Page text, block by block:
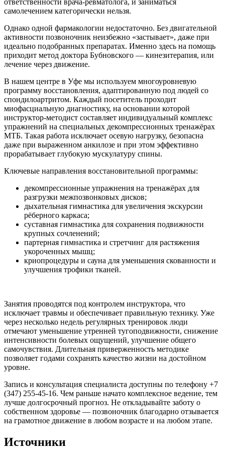
ответственности врача-ревматолога, и заниматься
самолечением категорически нельзя.
Однако одной фармакологии недостаточно. Без двигательной
активности позвоночник неизбежно «застывает», даже при
идеально подобранных препаратах. Именно здесь на помощь
приходит метод доктора Бубновского — кинезитерапия, или
лечение через движение.
В нашем центре в Уфе мы используем многоуровневую
программу восстановления, адаптированную под людей со
спондилоартритом. Каждый посетитель проходит
миофасциальную диагностику, на основании которой
инструктор-методист составляет индивидуальный комплекс
упражнений на специальных декомпрессионных тренажёрах
МТБ. Такая работа исключает осевую нагрузку, безопасна
даже при выраженном анкилозе и при этом эффективно
прорабатывает глубокую мускулатуру спины.
Ключевые направления восстановительной программы:
декомпрессионные упражнения на тренажёрах для
разгрузки межпозвонковых дисков;
дыхательная гимнастика для увеличения экскурсии
рёберного каркаса;
суставная гимнастика для сохранения подвижности
крупных сочленений;
партерная гимнастика и стретчинг для растяжения
укороченных мышц;
криопроцедуры и сауна для уменьшения скованности и
улучшения трофики тканей.
Занятия проводятся под контролем инструктора, что
исключает травмы и обеспечивает правильную технику. Уже
через несколько недель регулярных тренировок люди
отмечают уменьшение утренней тугоподвижности, снижение
интенсивности болевых ощущений, улучшение общего
самочувствия. Длительная приверженность методике
позволяет годами сохранять качество жизни на достойном
уровне.
Запись и консультация специалиста доступны по телефону +7
(347) 255-45-16. Чем раньше начато комплексное ведение, тем
лучше долгосрочный прогноз. Не откладывайте заботу о
собственном здоровье — позвоночник благодарно отзывается
на грамотное движение в любом возрасте и на любом этапе.
Источники